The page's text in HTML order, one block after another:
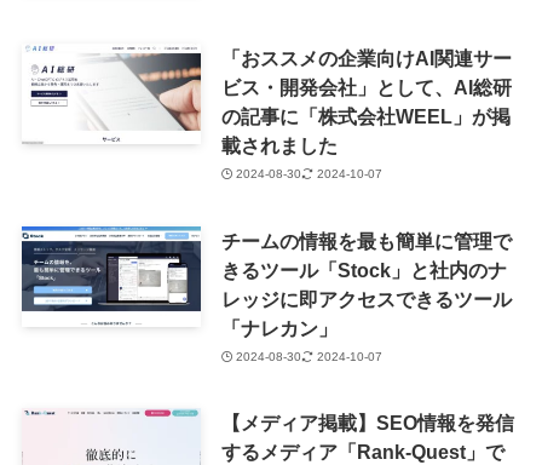
「おススメの企業向けAI関連サー
ビス・開発会社」として、AI総研
の記事に「株式会社WEEL」が掲
載されました
2024-08-30 2024-10-07
チームの情報を最も簡単に管理で
きるツール「Stock」と社内のナ
レッジに即アクセスできるツール
「ナレカン」
2024-08-30 2024-10-07
【メディア掲載】SEO情報を発信
するメディア「Rank-Quest」で